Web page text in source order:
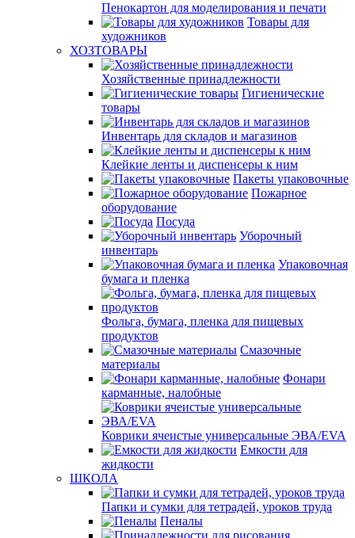
Пенокартон для моделирования и печати
Товары для
художников
ХОЗТОВАРЫ
Хозяйственные принадлежности
Гигиенические
товары
Инвентарь для складов и магазинов
Клейкие ленты и диспенсеры к ним
Пакеты упаковочные
Пожарное
оборудование
Посуда
Уборочный
инвентарь
Упаковочная
бумага и пленка
Фольга, бумага, пленка для пищевых
продуктов
Смазочные
материалы
Фонари
карманные, налобные
Коврики ячеистые универсальные ЭВА/EVA
Емкости для
жидкости
ШКОЛА
Папки и сумки для тетрадей, уроков труда
Пеналы